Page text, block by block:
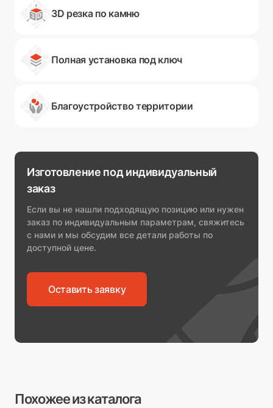
3D резка по камню
Полная установка под ключ
Благоустройство территории
Изготовление под индивидуальный
заказ
Если вы не нашли подходящую позицию или нужен
заказ по индивидуальным параметрам, свяжитесь
с нами и мы обсудим все детали работы по
доступной цене.
Оставить заявку
Похожее из каталога